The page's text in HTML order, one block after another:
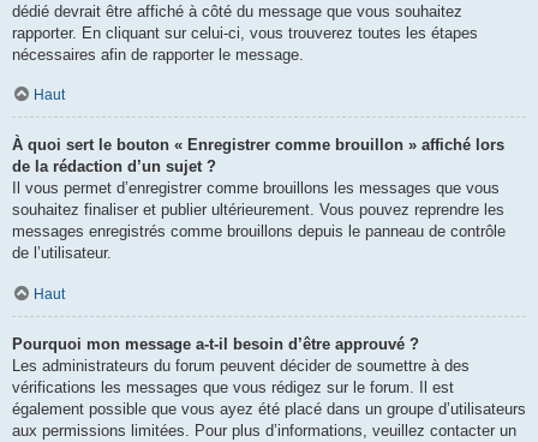
dédié devrait être affiché à côté du message que vous souhaitez
rapporter. En cliquant sur celui-ci, vous trouverez toutes les étapes
nécessaires afin de rapporter le message.
Haut
À quoi sert le bouton « Enregistrer comme brouillon » affiché lors
de la rédaction d’un sujet ?
Il vous permet d’enregistrer comme brouillons les messages que vous
souhaitez finaliser et publier ultérieurement. Vous pouvez reprendre les
messages enregistrés comme brouillons depuis le panneau de contrôle
de l’utilisateur.
Haut
Pourquoi mon message a-t-il besoin d’être approuvé ?
Les administrateurs du forum peuvent décider de soumettre à des
vérifications les messages que vous rédigez sur le forum. Il est
également possible que vous ayez été placé dans un groupe d’utilisateurs
aux permissions limitées. Pour plus d’informations, veuillez contacter un